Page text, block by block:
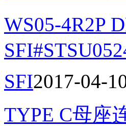
WS05-4R2P
SFI2017-04-
TYPE C母座